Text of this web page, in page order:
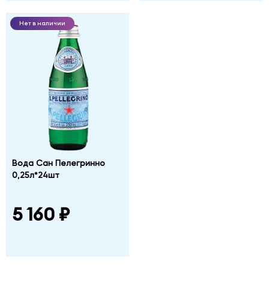
Нет в наличии
Вода Сан Пелегринно
0,25л*24шт
5 160 ₽